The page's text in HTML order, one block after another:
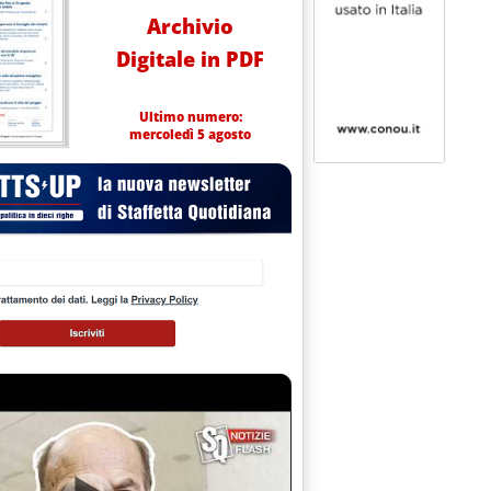
Archivio
Digitale in PDF
Ultimo numero:
mercoledì 5 agosto